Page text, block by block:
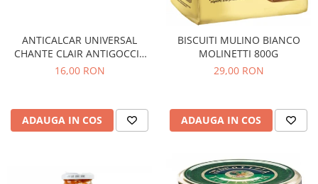
ANTICALCAR UNIVERSAL
CHANTE CLAIR ANTIGOCCIA
625ML
16,00 RON
ADAUGA IN COS
BISCUITI MULINO BIANCO
MOLINETTI 800G
29,00 RON
ADAUGA IN COS